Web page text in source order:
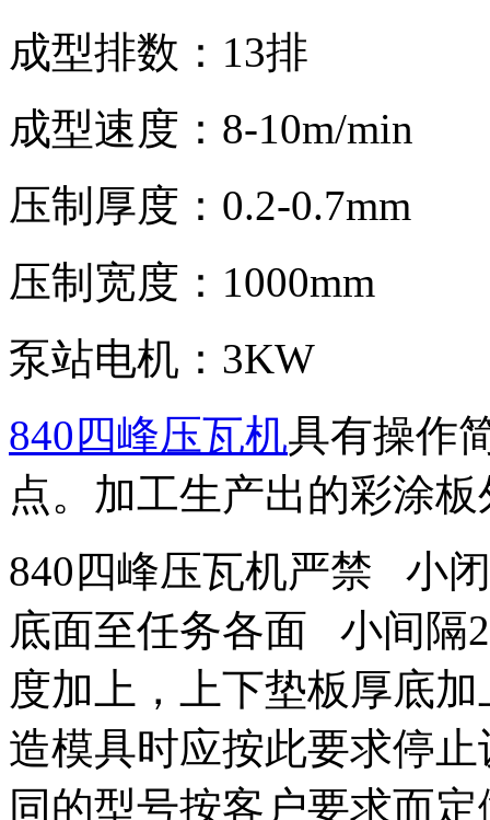
成型排数：13排
成型速度：8-10m/min
压制厚度：0.2-0.7mm
压制宽度：1000mm
泵站电机：3KW
840四峰压瓦机具有操作
点。加工生产出的彩涂
840四峰压瓦机严禁 小
底面至任务各面 小间隔
度加上，上下垫板厚底
造模具时应按此要求停
同的型号按客户要求而定